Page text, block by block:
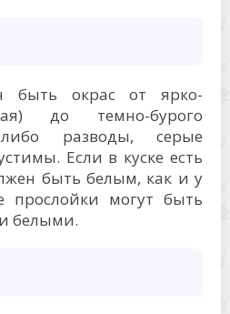
быть окрас от ярко-
до темно-бурого
либо разводы, серые
Если в куске есть
быть белым, как и у
прослойки могут быть
белыми.